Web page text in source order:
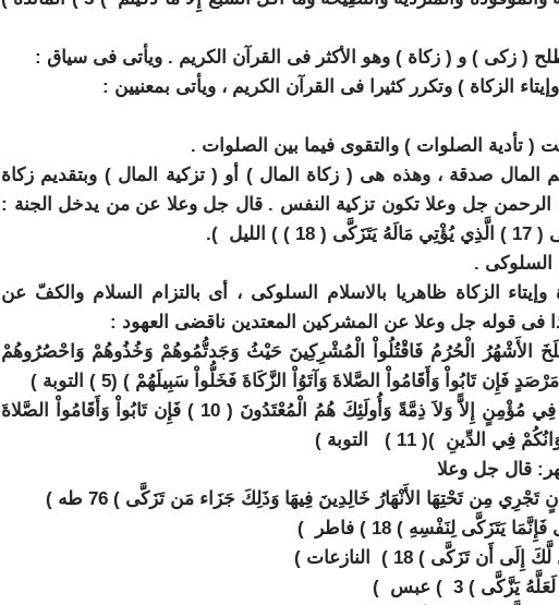
( زكى ) و ( زكاة ) وهو الأكثر فى القرآن الكريم . ويأتى فى سياق :
الزكاة ) وتكرر كثيرا فى القرآن الكريم ، ويأتى بمعنيين :
المال صدقة ، وهذه هى ( زكاة المال ) أو ( تزكية المال ) وبتقديم زكاة
الرحمن جل وعلا تكون تزكية النفس . قال جل وعلا عن من يدخل الجنة :
الليل ).
السلوكى .
وإيتاء الزكاة ظاهريا بالاسلام السلوكى ، أى بالتزام السلام والكفّ عن
فى قوله جل وعلا عن المشركين المعتدين ناقضى العهود :
الأَشْهُرُ الْحُرُمُ فَاقْتُلُواْ الْمُشْرِكِينَ حَيْثُ وَجَدتُّمُوهُمْ وَخُذُوهُمْ وَاحْصُرُوهُمْ
فَإِن تَابُواْ وَأَقَامُواْ الصَّلاةَ وَآتَوُاْ الزَّكَاةَ فَخَلُّواْ سَبِيلَهُمْ ) (5 ) التوبة )
2 ـ ( لاَ يَرْقُبُونَ فِي مُؤْمِنٍ إِلاًّ وَلاَ ذِمَّةً وَأُولَئِكَ هُمُ الْمُعْتَدُونَ ( 10 ) فَإِن تَابُواْ وَأَقَامُواْ الصَّلاةَ
فِي الدِّينِ )( 11 ) التوبة )
قال جل وعلا